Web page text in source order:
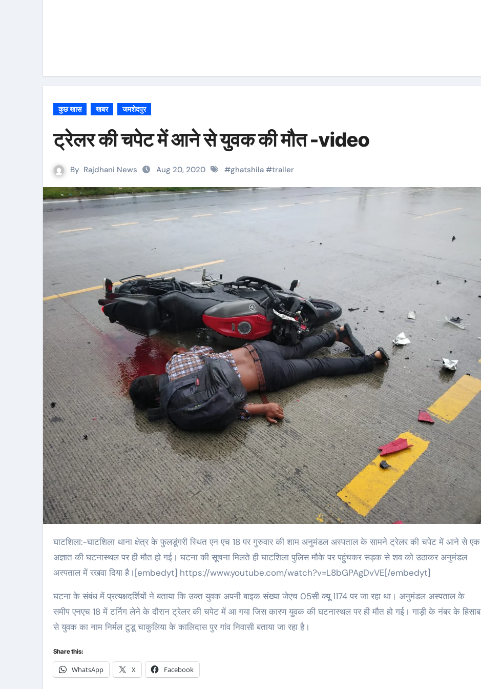
कुछ खास खबर जमशेदपुर
ट्रेलर की चपेट में आने से युवक की मौत -video
By Rajdhani News Aug 20, 2020 #ghatshila #trailer
घाटशिला:-घाटशिला थाना क्षेत्र के फुलडूंगरी स्थित एन एच 18 पर गुरुवार की शाम अनुमंडल अस्पताल के सामने ट्रेलर की चपेट में आने से एक
अज्ञात की घटनास्थल पर ही मौत हो गई। घटना की सूचना मिलते ही घाटशिला पुलिस मौके पर पहुंचकर सड़क से शव को उठाकर अनुमंडल
अस्पताल में रखवा दिया है।[embedyt] https://www.youtube.com/watch?v=L8bGPAgDvVE[/embedyt]
घटना के संबंध में प्रत्यक्षदर्शियों ने बताया कि उक्त युवक अपनी बाइक संख्या जेएच 05सी क्यू 1174 पर जा रहा था। अनुमंडल अस्पताल के
समीप एनएच 18 में टर्निग लेने के दौरान ट्रेलर की चपेट में आ गया जिस कारण युवक की घटनास्थल पर ही मौत हो गई। गाड़ी के नंबर के हिसाब
से युवक का नाम निर्मल टुडू चाकुलिया के कालिदास पुर गांव निवासी बताया जा रहा है।
Share this:
WhatsApp X Facebook